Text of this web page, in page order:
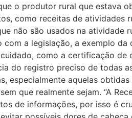
o produtor rural que estava
como receitas de atividades
não são usados na atividade
com a legislação, a exemplo da
como a certificação de
do registro preciso de todas
especialmente aquelas
que realmente sejam. “A
de informações, por isso é